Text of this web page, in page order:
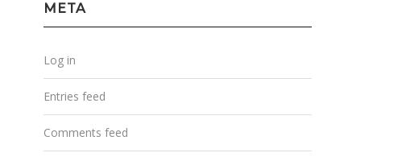
META
Log in
Entries feed
Comments feed